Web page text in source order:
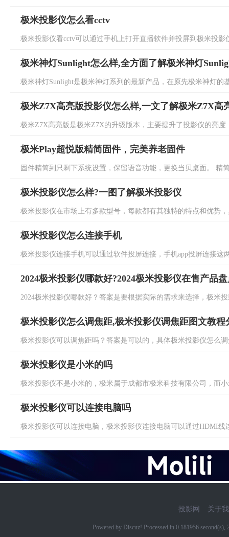
极米投影仪怎么看cctv
极米投影仪看cctv可以通过手机上打开直播软件并投屏到极米投
极米神灯Sunlight怎么样,全方面了解极米神灯
极米神灯Sunlight是极米神灯系列的最新产品，在原先极米神灯的
极米Z7X高亮版投影仪怎么样,一文了解极米Z7X高
极米Z7X高亮版是极米Z7X的升级版本，主要提升了投影仪的亮
极米Play超悦版精简固件，完美养老固件
固件精简到只剩下系统设置，保留语音功能，更换当贝桌面。 精
极米投影仪怎么样?一图了解极米投影仪
极米投影仪在市场上有多款型号，每款都有其独特的特点和优势
极米投影仪怎么连接手机
极米投影仪连接手机可以通过软件投屏连接，手机app投屏连接这
2024极米投影仪哪款好?2024极米投影仪在售产品
2024极米投影仪哪款好？答案是要根据实际的需求来选择，极米
极米投影仪怎么调焦距,极米投影仪调焦距图文教程
极米投影仪可以调焦距吗？答案是可以的，具体极米投影仪怎么
极米投影仪是小米的吗
极米投影仪不是小米的，极米属于成都市极米科技有限公司，而
极米投影仪可以连接电脑吗
极米投影仪可以连接电脑，极米投影仪连接电脑可以通过HDMI
投影网 关于
Powered by Discuz! Processed in 0.181956